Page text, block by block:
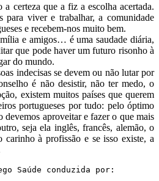
certeza que a fiz a escolha acertada.
viver e trabalhar, a comunidade
e recebem-nos muito bem.
e amigos… é uma saudade diária,
que pode haver um futuro risonho à
do mundo.
indecisas se devem ou não lutar por
é não desistir, não ter medo, o
existem muitos países que querem
portugueses por tudo: pelo óptimo
aproveitar e fazer o que mais
seja ela inglês, francês, alemão, o
à profissão e se isso existe, a
Saúde conduzida por: